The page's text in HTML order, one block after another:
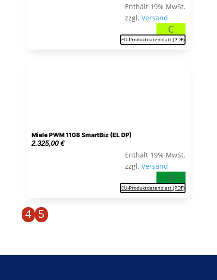
Enthält 19% MwSt.
zzgl.Versand
C
EU-Produktdatenblatt (PDF)
Miele PWM 1108 SmartBiz (EL DP)
2.325,00€
Enthält 19% MwSt.
zzgl.Versand
A
EU-Produktdatenblatt (PDF)
4 5